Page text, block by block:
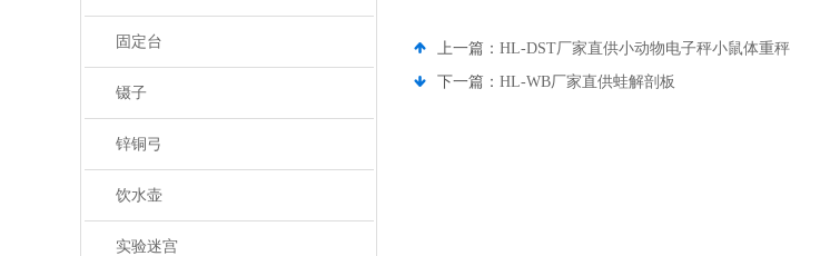
固定台
镊子
锌铜弓
饮水壶
实验迷宫
上一篇： HL-DST厂家直供小动物电子秤小鼠体重秤
下一篇： HL-WB厂家直供蛙解剖板